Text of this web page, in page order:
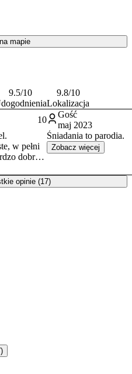
na Wawelu, będący jednym z
mapie Polski.
mapie
9.5/10
9.8/10
Lokalizacja
10
w pełni
dobre
Gość
maj 2023
Śniadania to parodia.
Zobacz więcej
opinie (17)